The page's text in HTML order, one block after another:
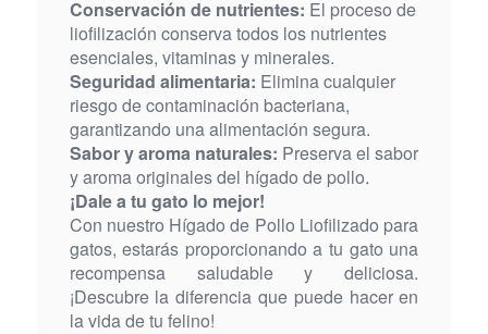
Conservación de nutrientes: El proceso de
liofilización conserva todos los nutrientes
esenciales, vitaminas y minerales.
Seguridad alimentaria: Elimina cualquier
riesgo de contaminación bacteriana,
garantizando una alimentación segura.
Sabor y aroma naturales: Preserva el sabor
y aroma originales del hígado de pollo.
¡Dale a tu gato lo mejor!
Con nuestro Hígado de Pollo Liofilizado para
gatos, estarás proporcionando a tu gato una
recompensa saludable y deliciosa.
¡Descubre la diferencia que puede hacer en
la vida de tu felino!